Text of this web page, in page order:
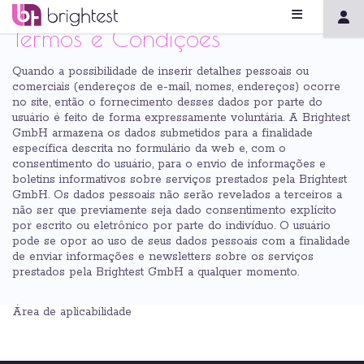
Termos e Condições
Quando a possibilidade de inserir detalhes pessoais ou
comerciais (endereços de e-mail, nomes, endereços) ocorre
no site, então o fornecimento desses dados por parte do
usuário é feito de forma expressamente voluntária. A Brightest
GmbH armazena os dados submetidos para a finalidade
específica descrita no formulário da web e, com o
consentimento do usuário, para o envio de informações e
boletins informativos sobre serviços prestados pela Brightest
GmbH. Os dados pessoais não serão revelados a terceiros a
não ser que previamente seja dado consentimento explícito
por escrito ou eletrônico por parte do indivíduo. O usuário
pode se opor ao uso de seus dados pessoais com a finalidade
de enviar informações e newsletters sobre os serviços
prestados pela Brightest GmbH a qualquer momento.
Área de aplicabilidade